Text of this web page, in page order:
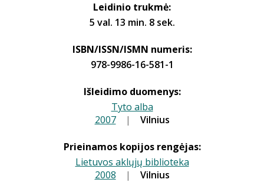
Leidinio trukmė:
5 val. 13 min. 8 sek.
ISBN/ISSN/ISMN numeris:
978-9986-16-581-1
Išleidimo duomenys:
Tyto alba
2007 | Vilnius
Prieinamos kopijos rengėjas:
Lietuvos aklųjų biblioteka
2008 | Vilnius